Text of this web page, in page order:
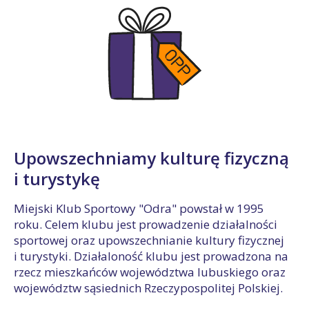
Upowszechniamy kulturę fizyczną
i turystykę
Miejski Klub Sportowy "Odra" powstał w 1995
roku. Celem klubu jest prowadzenie działalności
sportowej oraz upowszechnianie kultury fizycznej
i turystyki. Działaloność klubu jest prowadzona na
rzecz mieszkańców województwa lubuskiego oraz
województw sąsiednich Rzeczypospolitej Polskiej.